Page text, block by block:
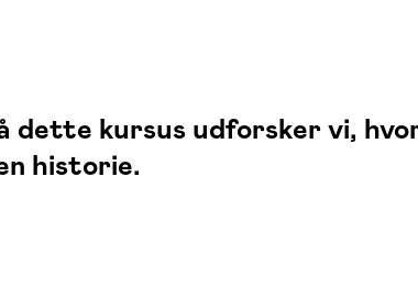
kursus udforsker vi,
historie.